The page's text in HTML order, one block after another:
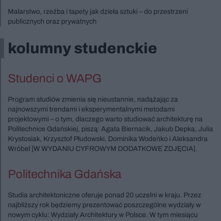
Malarstwo, rzeźba i tapety jak dzieła sztuki – do przestrzeni
publicznych oraz prywatnych
kolumny studenckie
Studenci o WAPG
Program studiów zmienia się nieustannie, nadążając za
najnowszymi trendami i eksperymentalnymi metodami
projektowymi – o tym, dlaczego warto studiować architekturę na
Politechnice Gdańskiej, piszą: Agata Biernacik, Jakub Depka, Julia
Krystosiak, Krzysztof Płudowski, Dominika Wodeńko i Aleksandra
Wróbel [W WYDANIU CYFROWYM DODATKOWE ZDJĘCIA].
Politechnika Gdańska
Studia architektoniczne oferuje ponad 20 uczelni w kraju. Przez
najbliższy rok będziemy prezentować poszczególne wydziały w
nowym cyklu: Wydziały Architektury w Polsce. W tym miesiącu